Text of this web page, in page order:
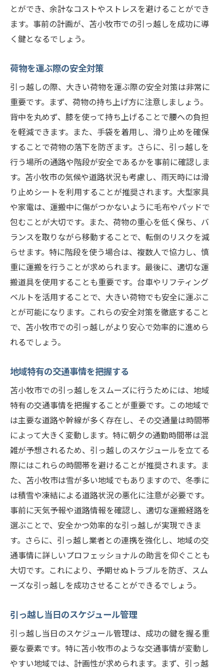
運搬中の安全対策
地域の地理と路面状況の把握
引っ越しトラブルの防止策
新居での荷物配置計画
引っ越しサービスの賢い選び方
苫小牧市の引っ越し大きい荷物を効率的に運ぶ
ための計画
引っ越し日程の最適化
大きな荷物の優先順位付け
事前の荷物計測とチェック
運搬経路の事前確認
運搬中のコミュニケーション
引っ越し後の荷物整理法
引っ越しプロが語る苫小牧市で大きな荷物を運
ぶ最適な手順
引っ越し前の準備ステップ
荷物の梱包手順
運搬中の注意点
荷物の運搬後のチェックリスト
大きな荷物の再設置方法
とができ、余計なコストやストレスを避けることができ
ます。事前の計画が、苫小牧市での引っ越しを成功に導
く鍵となるでしょう。
荷物を運ぶ際の安全対策
引っ越しの際、大きい荷物を運ぶ際の安全対策は非常に
重要です。まず、荷物の持ち上げ方に注意しましょう。
背中を丸めず、膝を使って持ち上げることで腰への負担
を軽減できます。また、手袋を着用し、滑り止めを確保
することで荷物の落下を防ぎます。さらに、引っ越しを
行う場所の通路や階段が安全であるかを事前に確認しま
す。苫小牧市の気候や道路状況も考慮し、雨天時には滑
り止めシートを利用することが推奨されます。大型家具
や家電は、運搬中に傷がつかないように毛布やパッドで
包むことが大切です。また、荷物の重心を低く保ち、バ
ランスを取りながら移動することで、転倒のリスクを減
らせます。特に階段を使う場合は、複数人で協力し、慎
重に運搬を行うことが求められます。最後に、適切な運
搬道具を使用することも重要です。台車やリフティング
ベルトを活用することで、大きい荷物でも安全に運ぶこ
とが可能になります。これらの安全対策を徹底すること
で、苫小牧市での引っ越しがより安心で効率的に進めら
れるでしょう。
地域特有の交通事情を把握する
苫小牧市での引っ越しをスムーズに行うためには、地域
特有の交通事情を把握することが重要です。この地域で
は主要な道路や幹線が多く存在し、その交通量は時間帯
によって大きく変動します。特に朝夕の通勤時間帯は混
雑が予想されるため、引っ越しのスケジュールを立てる
際にはこれらの時間帯を避けることが推奨されます。ま
た、苫小牧市は雪が多い地域でもありますので、冬季に
は積雪や凍結による道路状況の悪化に注意が必要です。
事前に天気予報や道路情報を確認し、適切な運搬経路を
選ぶことで、安全かつ効率的な引っ越しが実現できま
す。さらに、引っ越し業者との連携を強化し、地域の交
通事情に詳しいプロフェッショナルの助言を仰ぐことも
大切です。これにより、予期せぬトラブルを防ぎ、スム
ーズな引っ越しを成功させることができるでしょう。
引っ越し当日のスケジュール管理
引っ越し当日のスケジュール管理は、成功の鍵を握る重
要な要素です。特に苫小牧市のような交通事情が変動し
やすい地域では、計画性が求められます。まず、引っ越